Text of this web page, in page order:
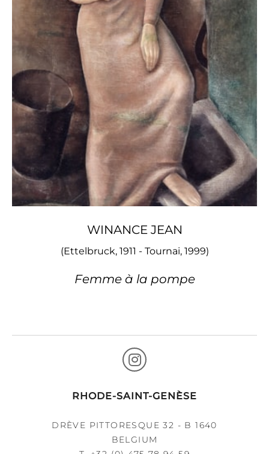
WINANCE JEAN
(Ettelbruck, 1911 - Tournai, 1999)
Femme à la pompe
RHODE-SAINT-GENÈSE
DRÈVE PITTORESQUE 32 - B 1640
BELGIUM